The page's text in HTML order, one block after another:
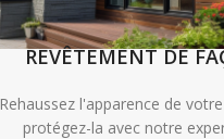
REVÊTEMENT DE
Rehaussez l'apparence de
protégez-la avec notre